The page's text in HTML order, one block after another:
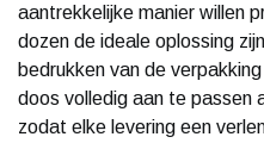
aantrekkelijke manier willen
dozen de ideale oplossing
bedrukken van de
doos volledig aan te passen
zodat elke levering een